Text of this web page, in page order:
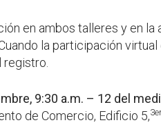
en ambos talleres y en
la participación
9:30 a.m. – 12 del
de Comercio, Edificio 5,